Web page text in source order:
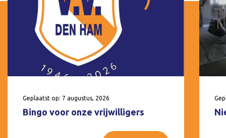
Geplaatst op: 7 augustus, 2026
Bingo voor onze vrijwilligers